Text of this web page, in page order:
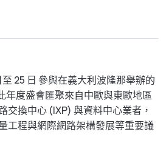
25 日 參與在義大利波隆那舉辦的
度盛會匯聚來自中歐與東歐地區
交換中心 (IXP) 與資料中心業者，
工程與網際網路架構發展等重要議